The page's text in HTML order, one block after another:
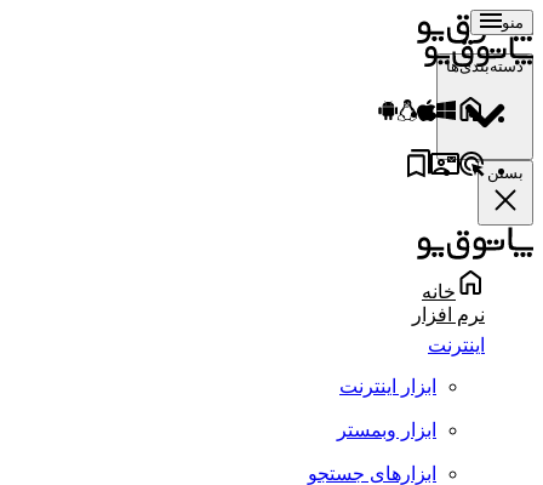
منو
دسته‌بندی‌ها
بستن
خانه
نرم افزار
اینترنت
ابزار اینترنت
ابزار وبمستر
ابزارهای جستجو